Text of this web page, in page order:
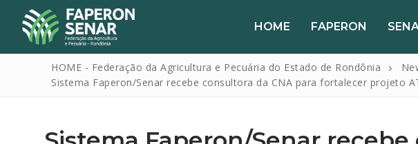
HOME FAPERON
HOME - Federação da Agricultura e Pecuária do Estado de Rondônia
Sistema Faperon/Senar recebe consultora da CNA para fortalecer projeto